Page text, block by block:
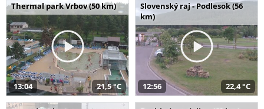
Thermal park Vrbov (50 km)
13:04 21,5 °C
Slovenský raj - Podlesok (56
km)
12:56 22,4 °C